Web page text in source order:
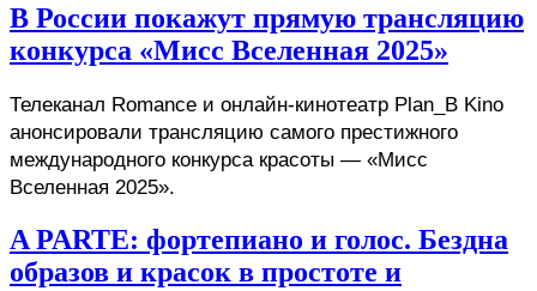
В России покажут прямую трансляцию
конкурса «Мисс Вселенная 2025»
Телеканал Romance и онлайн-кинотеатр Plan_B Kino
анонсировали трансляцию самого престижного
международного конкурса красоты — «Мисс
Вселенная 2025».
A PARTE: фортепиано и голос. Бездна
образов и красок в простоте и